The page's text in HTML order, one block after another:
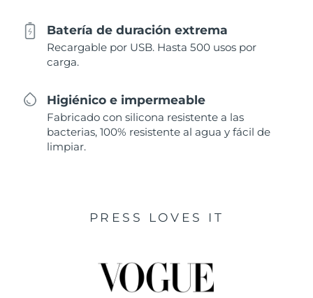
Batería de duración extrema
Recargable por USB. Hasta 500 usos por
carga.
Higiénico e impermeable
Fabricado con silicona resistente a las
bacterias, 100% resistente al agua y fácil de
limpiar.
PRESS LOVES IT